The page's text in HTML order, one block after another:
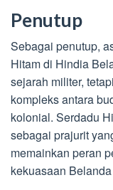
Penutup
Sebagai penutup,
Hitam di Hindia
sejarah militer,
kompleks antara
kolonial. Serdadu
sebagai prajurit
memainkan peran
kekuasaan